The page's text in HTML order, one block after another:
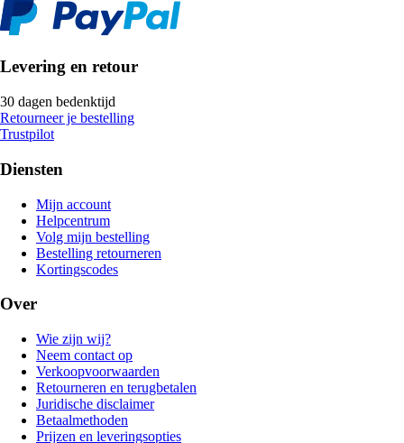
Levering en retour
30 dagen bedenktijd
Retourneer je bestelling
Trustpilot
Diensten
Mijn account
Helpcentrum
Volg mijn bestelling
Bestelling retourneren
Kortingscodes
Over
Wie zijn wij?
Neem contact op
Verkoopvoorwaarden
Retourneren en terugbetalen
Juridische disclaimer
Betaalmethoden
Prijzen en leveringsopties